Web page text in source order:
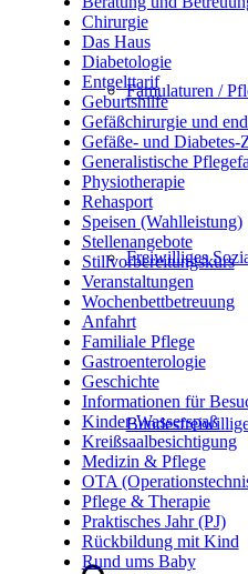
Famulaturen /
Freiwilliges
Chirurgie
Das Haus
Diabetologie
Entgelttarif
Geburtshilfe
Gefäßchirurgie und
Gefäße- und Diabetes-
Generalistische
Physiotherapie
Rehasport
Speisen (Wahlleistung)
Stellenangebote
Stillvorbereitungskurs
Veranstaltungen
Wochenbettbetreuung
Anfahrt
Familiale Pflege
Gastroenterologie
Geschichte
Informationen für
Kinder-Wasserspaß
Kreißsaalbesichtigung
Medizin & Pflege
OTA
Pflege & Therapie
Praktisches Jahr (PJ)
Rückbildung mit Kind
Rund ums Baby